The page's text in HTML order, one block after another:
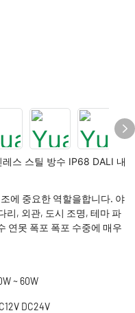
스 스틸 방수 IP68 DALI 내
에 중요한 역할을합니다. 야
리, 외관, 도시 조명, 테마 파
연못 폭포 폭포 수중에 매우
~ 60W
DC24V